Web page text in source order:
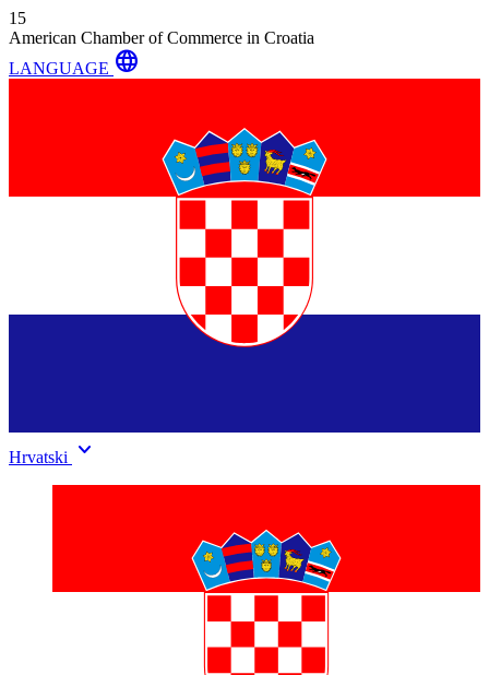
15
American Chamber of Commerce in Croatia
LANGUAGE language
Hrvatski keyboard_arrow_down